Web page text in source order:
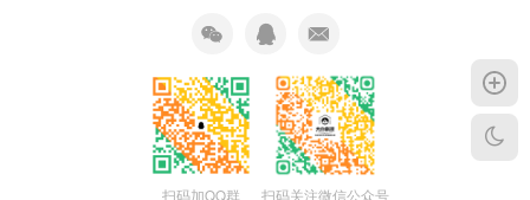
扫码加QQ群 扫码关注微信公众号